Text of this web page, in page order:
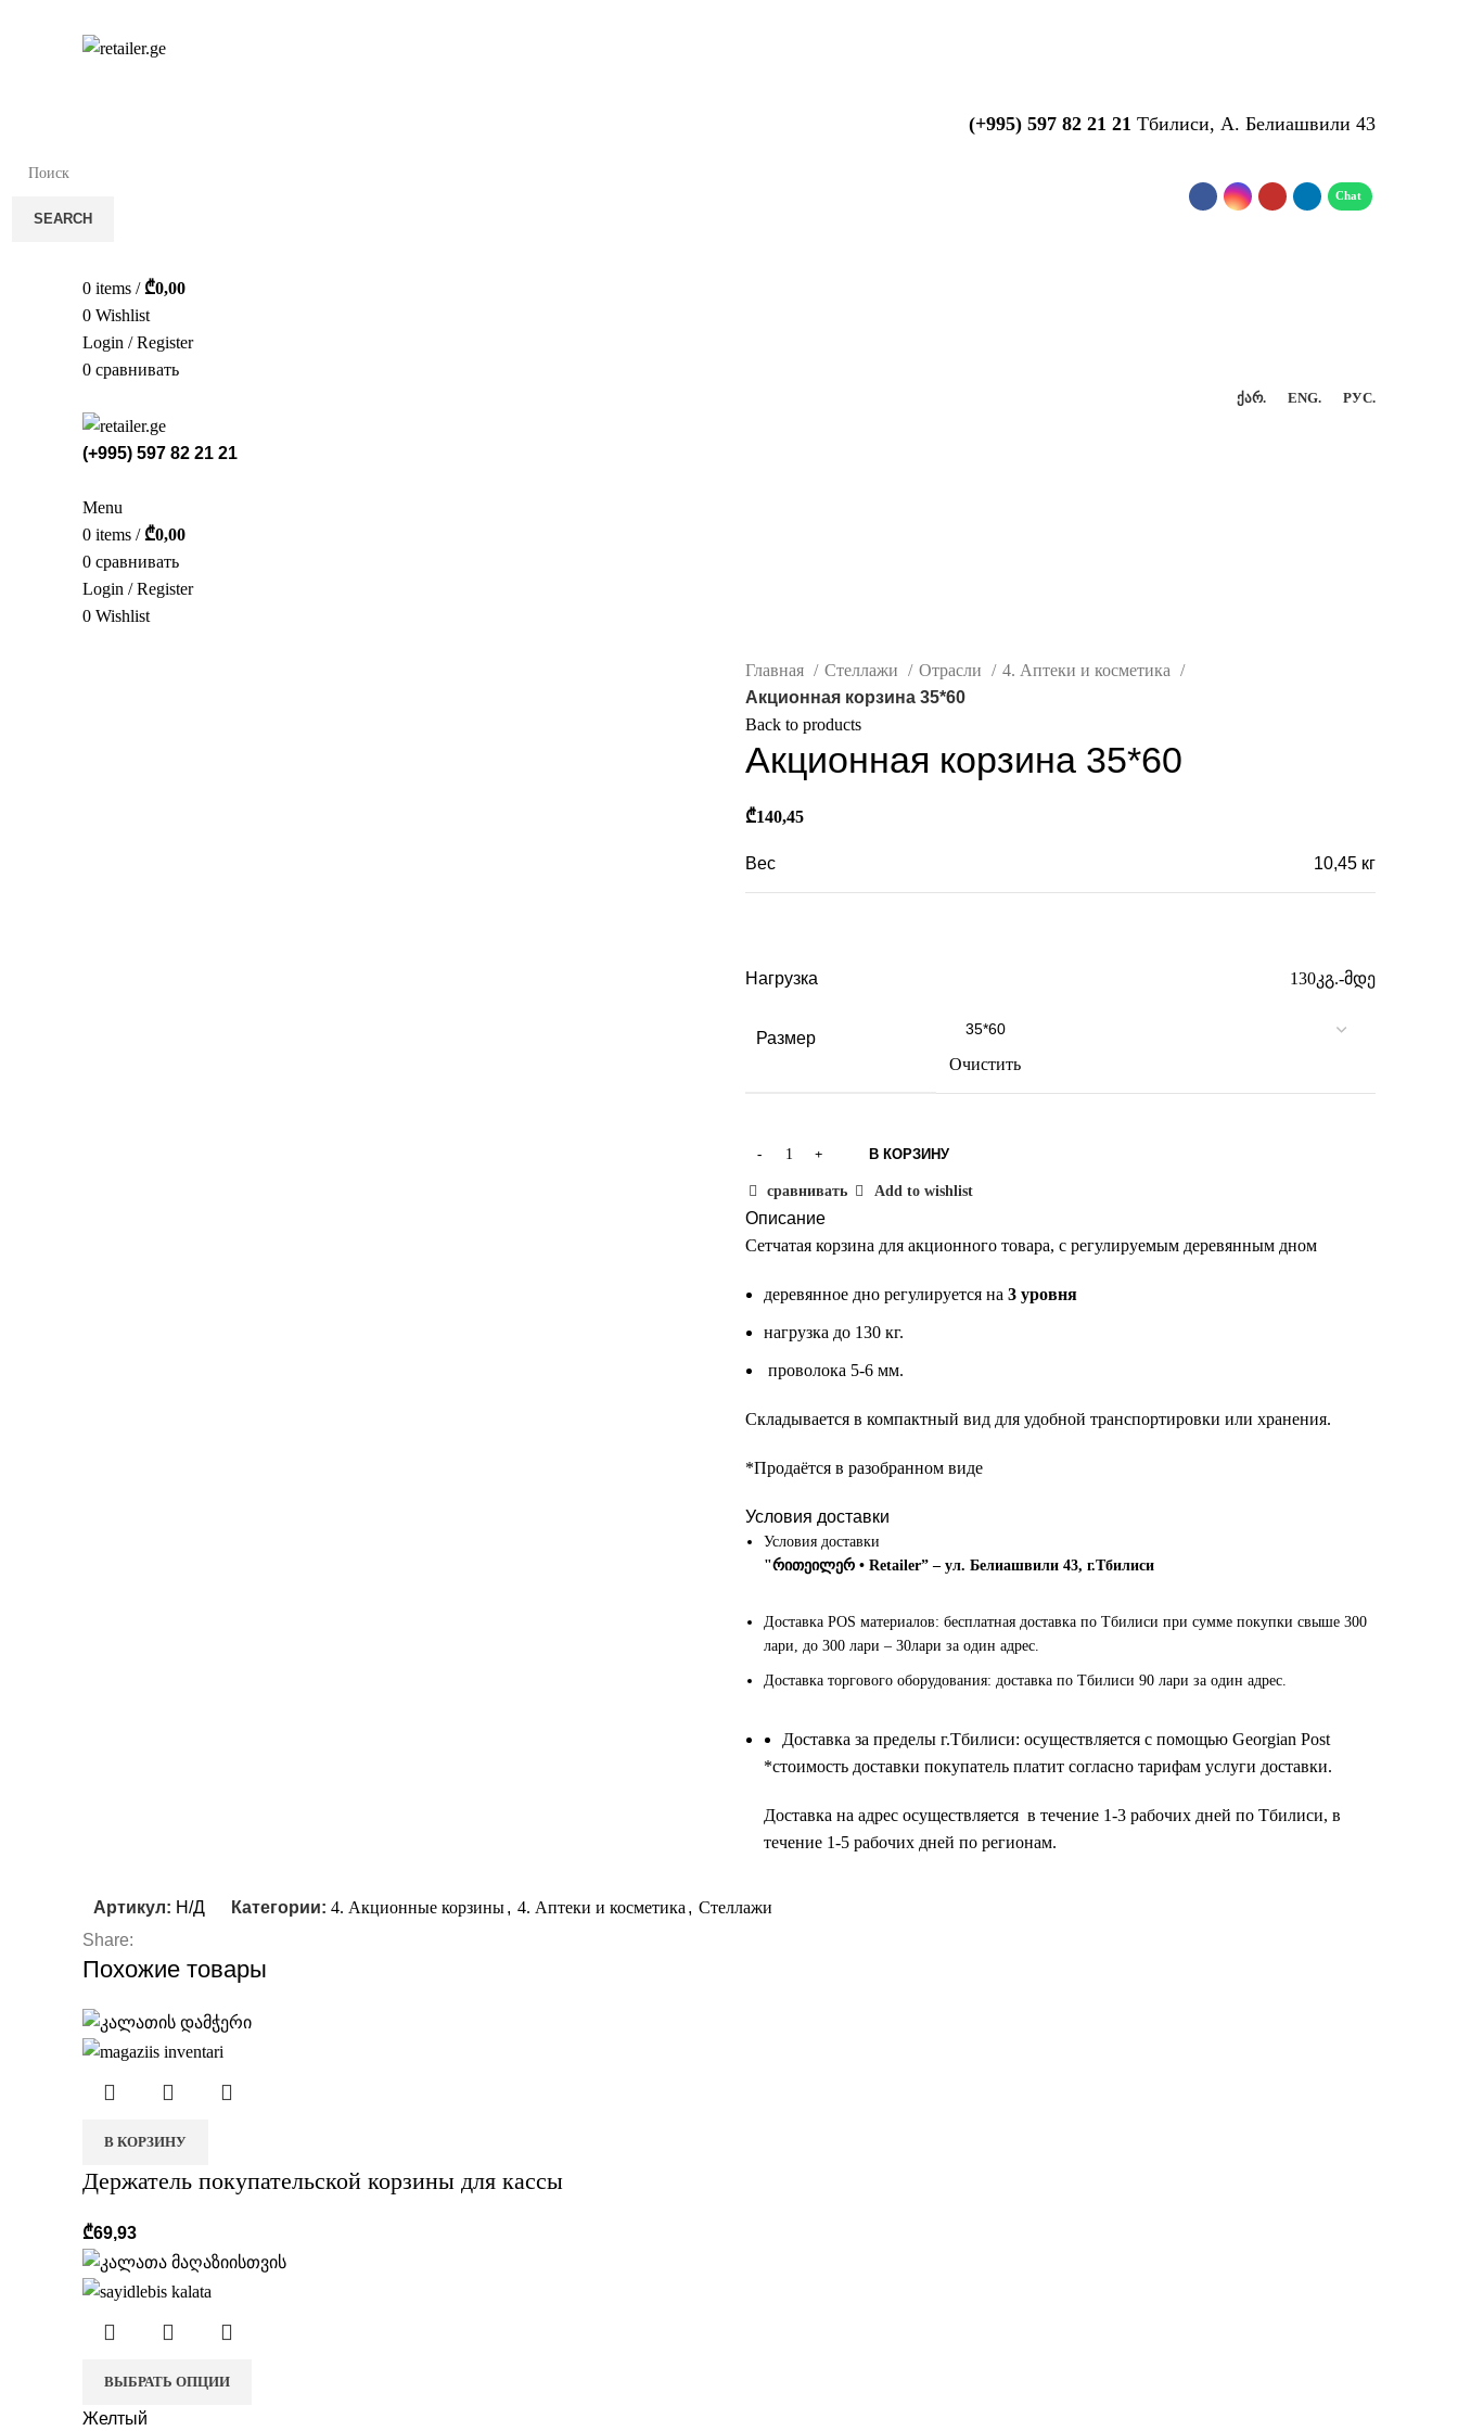
(+995) 597 82 21 21 Тбилиси, А. Белиашвили 43
SEARCH
0 items / ₾0,00
0 Wishlist
Login / Register
0 сравнивать
ᲥᲐᲠ. ENG. РУС.
(+995) 597 82 21 21
Menu
0 items / ₾0,00
0 сравнивать
Login / Register
0 Wishlist
Главная Стеллажи Отрасли
4. Аптеки и косметика
Акционная корзина 35*60
Back to products
Акционная корзина 35*60
₾140,45
Вес 10,45 кг
Нагрузка 130კგ.-მდე
Размер
Очистить
В КОРЗИНУ
сравнивать Add to wishlist
Описание
Сетчатая корзина для акционного товара, с регулируемым деревянным дном
деревянное дно регулируется на 3 уровня
нагрузка до 130 кг.
проволока 5-6 мм.
Складывается в компактный вид для удобной транспортировки или хранения.
*Продаётся в разобранном виде
Условия доставки
Условия доставки
"რითეილერ • Retailer” – ул. Белиашвили 43, г.Тбилиси
Доставка POS материалов: бесплатная доставка по Тбилиси при сумме покупки свыше 300
лари, до 300 лари – 30лари за один адрес.
Доставка торгового оборудования: доставка по Тбилиси 90 лари за один адрес.
Доставка за пределы г.Тбилиси: осуществляется с помощью Georgian Post
*cтоимость доставки покупатель платит согласно тарифам услуги доставки.
Доставка на адрес осуществляется в течение 1-3 рабочих дней по Тбилиси, в
течение 1-5 рабочих дней по регионам.
Артикул: Н/Д Категории: 4. Акционные корзины, 4. Аптеки и косметика , Стеллажи
Share:
Похожие товары
В КОРЗИНУ
Держатель покупательской корзины для кассы
₾69,93
ВЫБРАТЬ ОПЦИИ
Желтый